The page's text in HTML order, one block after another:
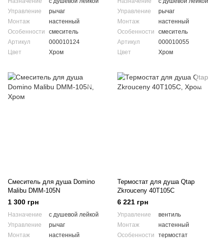
Управление
рычаг
Монтаж
настенный
Особенности
смеситель
Артикул
000010124
Цвет
Хром
Управление
рычаг
Монтаж
настенный
Особенности
смеситель
Артикул
000010055
Цвет
Хром
Смеситель для душа Domino
Malibu DMM-105N
1 300 грн
Назначение
с душевой лейкой
Управление
рычаг
Монтаж
настенный
Термостат для душа Qtap
Zkrouceny 40T105C
6 221 грн
Управление
вентиль
Монтаж
настенный
Особенности
термостат